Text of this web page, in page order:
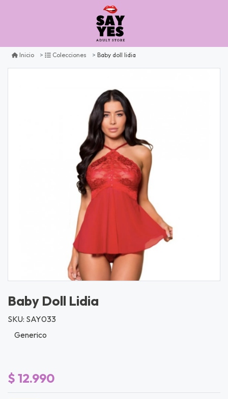
Inicio Colecciones Baby doll lidia
Baby Doll Lidia
SKU: SAY033
Generico
$ 12.990